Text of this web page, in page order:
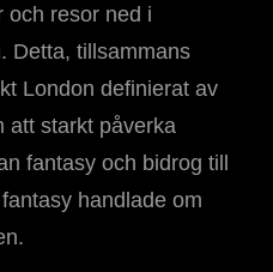
och resor ned i
Detta, tillsammans
London definierat av
att starkt påverka
fantasy och bidrog till
handlade om